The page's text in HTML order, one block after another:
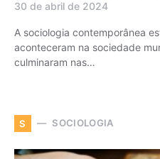
30 de abril de 2024
A sociologia contemporânea
aconteceram na sociedade
culminaram nas…
S SOCIOLOGIA